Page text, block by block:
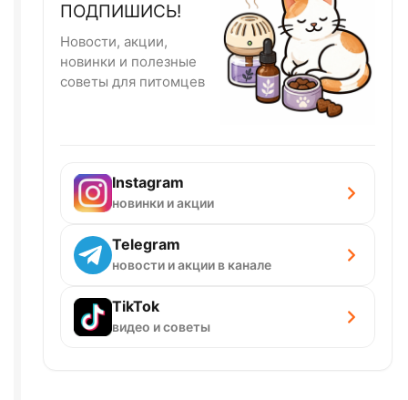
ПОДПИШИСЬ!
Новости, акции,
новинки и полезные
советы для питомцев
Instagram
новинки и акции
Telegram
новости и акции в канале
TikTok
видео и советы